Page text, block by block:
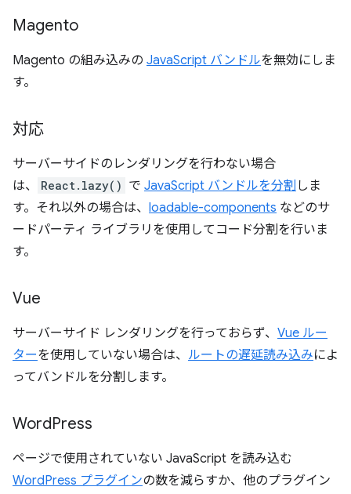
Magento
Magento の組み込みの JavaScript バンドルを無効にしま
す。
対応
サーバーサイドのレンダリングを行わない場合
は、
React.lazy() で JavaScript バンドルを分割 しま
す。それ以外の場合は、 loadable-components などのサ
ードパーティ ライブラリを使用してコード分割を行いま
す。
Vue
サーバーサイド レンダリングを行っておらず、 Vue ルー
ターを使用していない場合は、 ルートの遅延読み込みによ
ってバンドルを分割します。
WordPress
ページで使用されていない JavaScript を読み込む
WordPress プラグインの数を減らすか、他のプラグイン